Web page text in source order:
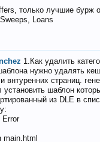
только лучшие бурж
Loans
1.Как удалить
нужно удалять
внтуренних страниц.
установить шаблон
из DLE в
Error
main.html